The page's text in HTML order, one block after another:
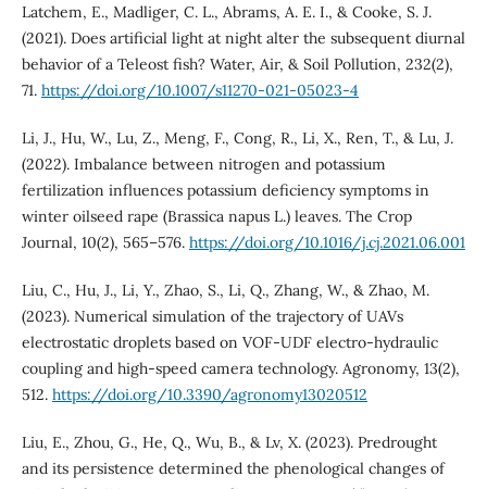
Latchem, E., Madliger, C. L., Abrams, A. E. I., & Cooke, S. J.
(2021). Does artificial light at night alter the subsequent diurnal
behavior of a Teleost fish? Water, Air, & Soil Pollution, 232(2),
71. https://doi.org/10.1007/s11270-021-05023-4
Li, J., Hu, W., Lu, Z., Meng, F., Cong, R., Li, X., Ren, T., & Lu, J.
(2022). Imbalance between nitrogen and potassium
fertilization influences potassium deficiency symptoms in
winter oilseed rape (Brassica napus L.) leaves. The Crop
Journal, 10(2), 565–576. https://doi.org/10.1016/j.cj.2021.06.001
Liu, C., Hu, J., Li, Y., Zhao, S., Li, Q., Zhang, W., & Zhao, M.
(2023). Numerical simulation of the trajectory of UAVs
electrostatic droplets based on VOF-UDF electro-hydraulic
coupling and high-speed camera technology. Agronomy, 13(2),
512. https://doi.org/10.3390/agronomy13020512
Liu, E., Zhou, G., He, Q., Wu, B., & Lv, X. (2023). Predrought
and its persistence determined the phenological changes of